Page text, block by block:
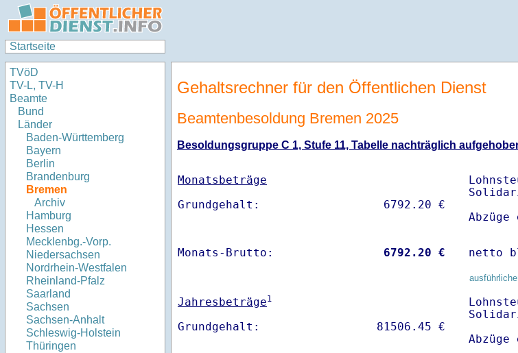
Startseite
TVöD
TV-L, TV-H
Beamte
Bund
Länder
Baden-Württemberg
Bayern
Berlin
Brandenburg
Bremen
Archiv
Hamburg
Hessen
Mecklenbg.-Vorp.
Niedersachsen
Nordrhein-Westfalen
Rheinland-Pfalz
Saarland
Sachsen
Sachsen-Anhalt
Schleswig-Holstein
Thüringen
Gehaltsrechner für den Öffentlichen Dienst
Beamtenbesoldung Bremen 2025
Besoldungsgruppe C 1, Stufe 11, Tabelle nachträglich
Monatsbeträge
Monats-Brutto: 6792.20 €
Jahresbeträge1